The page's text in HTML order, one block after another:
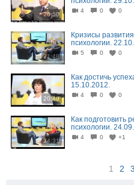
26:50
4 0 0
21:48
Кризисы
психологии.
5 0 0
20:49
Как достичь
15.10.2012.
4 0 0
24:31
Как подготовить
психологии.
4 0 +1
1 2 3